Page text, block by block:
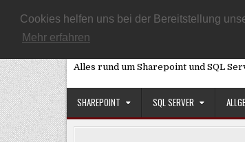
Cookies helfen uns bei der Bereitstellung
Mehr erfahren
content
START ARTIKEL ÜBERSICHT
SQL, Sharepoint und Co
Alles rund um Sharepoint und SQL
SHAREPOINT SQL SERVER